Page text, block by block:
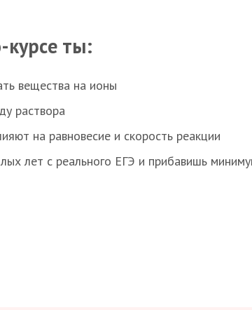
курсе ты:
вещества на ионы
раствора
на равновесие и скорость реакции
лет с реального ЕГЭ и прибавишь